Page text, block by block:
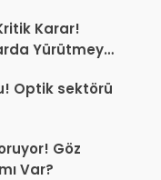
Karar!
Yürütmeyi
Optik sektörü
Göz
Var?